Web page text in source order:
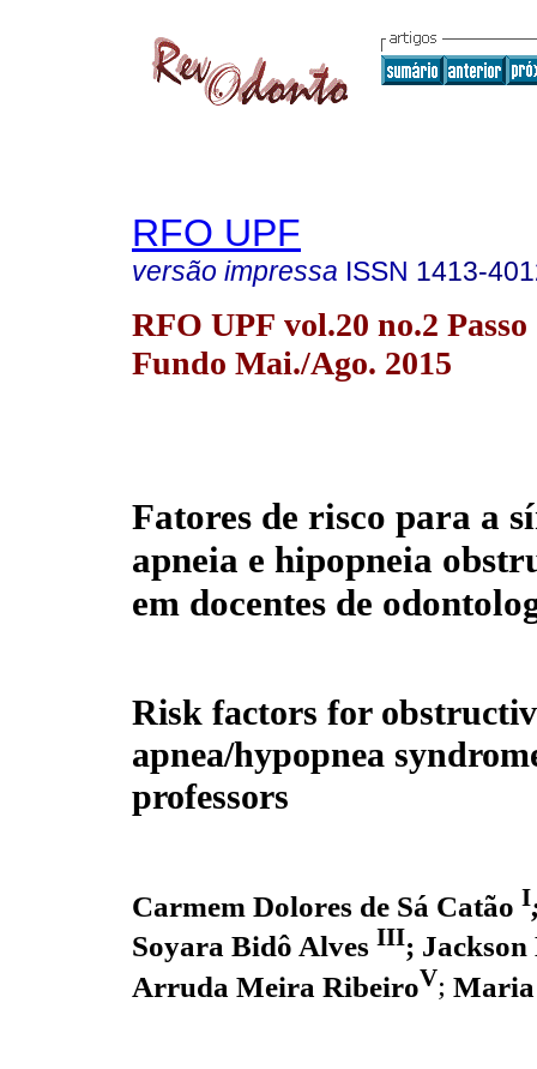
RFO UPF
versão impressa ISSN 1413-
RFO UPF vol.20 no.2 Passo
Fundo Mai./Ago. 2015
Fatores de risco para a
apneia e hipopneia
em docentes de
Risk factors for
apnea/hypopnea
professors
Carmem Dolores de Sá Catão I
Soyara Bidô Alves III;
Arruda Meira RibeiroV; Maria